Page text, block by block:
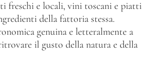
freschi e locali, vini toscani e piatti
della fattoria stessa.
genuina e letteralmente a
il gusto della natura e della